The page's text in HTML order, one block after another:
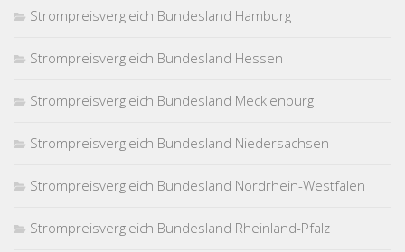
Strompreisvergleich Bundesland Hamburg
Strompreisvergleich Bundesland Hessen
Strompreisvergleich Bundesland Mecklenburg
Strompreisvergleich Bundesland Niedersachsen
Strompreisvergleich Bundesland Nordrhein-Westfalen
Strompreisvergleich Bundesland Rheinland-Pfalz